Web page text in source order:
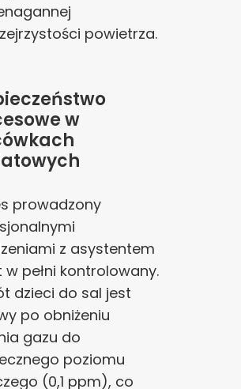
powietrza.
w
prowadzony
z asystentem
w pełni kontrolowany.
dzieci do sal jest
po obniżeniu
gazu do
poziomu
(0,1 ppm), co